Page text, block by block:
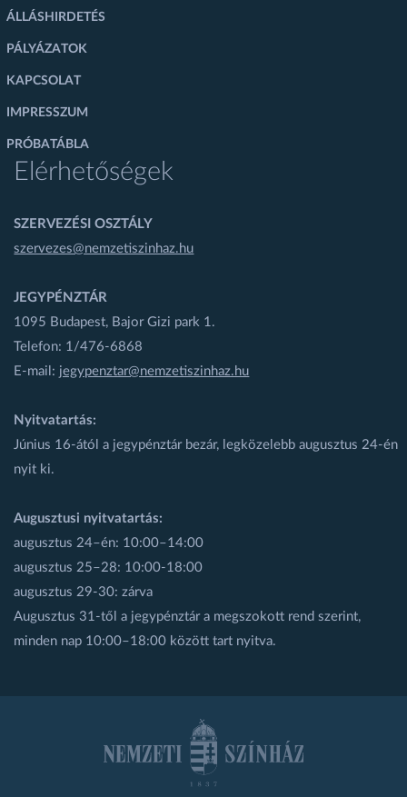
ÁLLÁSHIRDETÉS
PÁLYÁZATOK
KAPCSOLAT
IMPRESSZUM
PRÓBATÁBLA
Elérhetőségek
SZERVEZÉSI OSZTÁLY
szervezes@nemzetiszinhaz.hu
JEGYPÉNZTÁR
1095 Budapest, Bajor Gizi park 1.
Telefon: 1/476-6868
E-mail: jegypenztar@nemzetiszinhaz.hu
Nyitvatartás:
Június 16-ától a jegypénztár bezár, legközelebb augusztus 24-én
nyit ki.
Augusztusi nyitvatartás:
augusztus 24–én: 10:00–14:00
augusztus 25–28: 10:00-18:00
augusztus 29-30: zárva
Augusztus 31-től a jegypénztár a megszokott rend szerint,
minden nap 10:00–18:00 között tart nyitva.